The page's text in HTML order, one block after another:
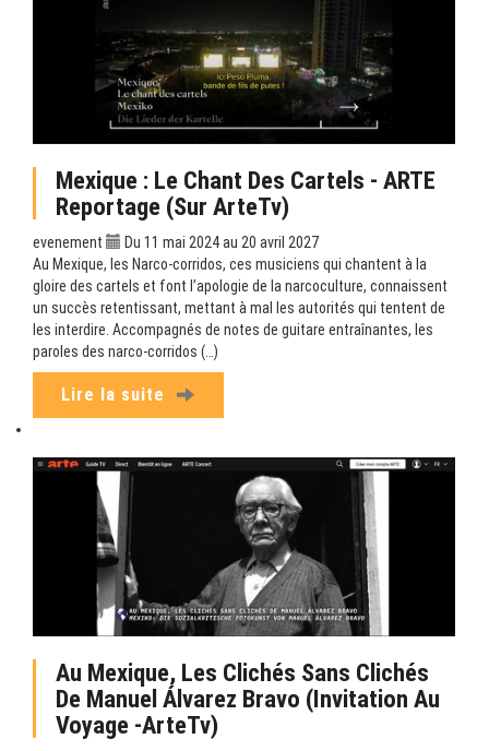
Mexique : Le Chant Des Cartels - ARTE
Reportage (sur ArteTv)
evenement
Du 11 mai 2024 au 20 avril 2027
Au Mexique, les Narco-corridos, ces musiciens qui chantent à la
gloire des cartels et font l’apologie de la narcoculture, connaissent
un succès retentissant, mettant à mal les autorités qui tentent de
les interdire. Accompagnés de notes de guitare entraînantes, les
paroles des narco-corridos (…)
Lire la suite
Au Mexique, Les Clichés Sans Clichés
De Manuel Álvarez Bravo (Invitation Au
Voyage -ArteTv)